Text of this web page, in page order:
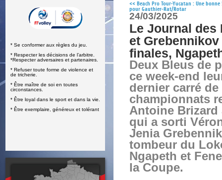
* Se conformer aux règles du jeu.
* Respecter les décisions de l’arbitre.
*Respecter adversaires et partenaires.
* Refuser toute forme de violence et
de tricherie.
* Être maître de soi en toutes
circonstances.
* Être loyal dans le sport et dans la vie.
* Être exemplaire, généreux et tolérant
<< Beach Pro Tour-Yucatan : Une bonne
pour Gauthier-Rat/Rotar
24/03/2025
Le Journal des
et
finales,
Deux Bleus de
ce week-end
dernier carré
championnats
Antoine Brizard
qui a sorti
Jenia
tombeur du
Ngapeth et
la Coupe.